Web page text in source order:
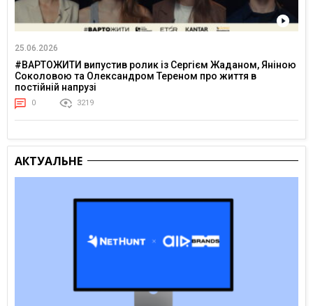
25.06.2026
#ВАРТОЖИТИ випустив ролик із Сергієм Жаданом, Яніною
Соколовою та Олександром Тереном про життя в
постійній напрузі
0 3219
АКТУАЛЬНЕ